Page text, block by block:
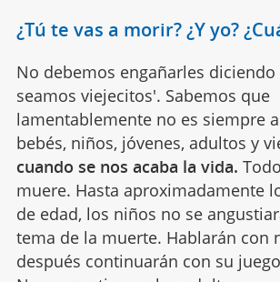
¿Tú te vas a morir? ¿Y yo?
No debemos engañarles
seamos viejecitos'. Sabemos que
lamentablemente no es siempre
bebés, niños, jóvenes, adultos y
cuando se nos acaba la vida.
muere. Hasta aproximadamente
de edad, los niños no se
tema de la muerte. Hablarán con
después continuarán con su